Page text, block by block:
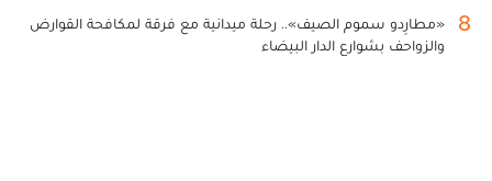
8
«مطارِدو سموم الصيف».. رحلة ميدانية مع فرقة لمكافحة القوارض
والزواحف بشوارع الدار البيضاء